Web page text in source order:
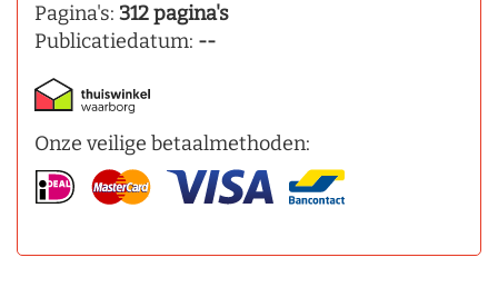
Pagina's: 312 pagina's
Publicatiedatum: --
Onze veilige betaalmethoden: